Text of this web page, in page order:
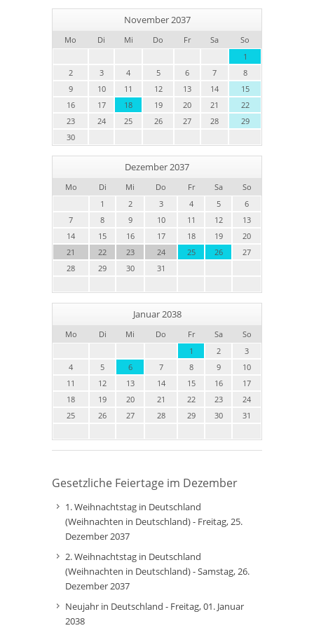
November 2037
Mo Di Mi Do Fr Sa
So
1
2
3 4 5 6 7
8
9
10 11 12 13 14
15
16
17 18 19 20 21
22
23
24 25 26 27 28
29
30
Dezember 2037
Mo Di Mi Do Fr Sa
So
1
2 3 4 5
6
7
8 9 10 11 12
13
14
15 16 17 18 19
20
21
22 23 24 25 26
27
28
29 30 31
Januar 2038
Mo Di Mi Do Fr Sa
So
1
2
3
4
5 6 7 8 9
10
11
12 13 14 15 16
17
18
19 20 21 22 23
24
25
26 27 28 29 30 31
Gesetzliche Feiertage im Dezember
1. Weihnachtstag in Deutschland
(Weihnachten in Deutschland) - Freitag, 25.
Dezember 2037
2. Weihnachtstag in Deutschland
(Weihnachten in Deutschland) - Samstag, 26.
Dezember 2037
Neujahr in Deutschland - Freitag, 01. Januar
2038